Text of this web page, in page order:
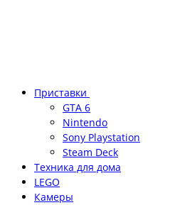
Приставки
GTA 6
Nintendo
Sony Playstation
Steam Deck
Техника для дома
LEGO
Камеры